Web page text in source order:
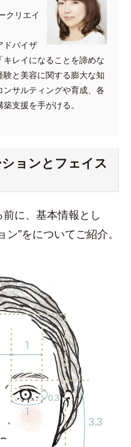
クリエイ
ドバイザ
レイになることを諦めな
と美容に関する膨大な知
サルティングや育成、各
支援を手がける。
ョンとフェイス
に、基本情報とし
”をについてご紹介。